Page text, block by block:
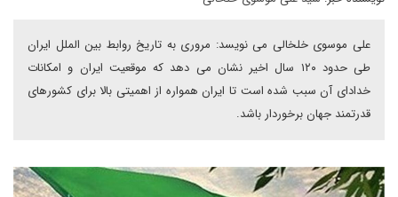
علی موسوی خلخالی می نویسد: مروری به تاریخ روابط بین الملل ایران
طی حدود ۱۲۰ سال اخیر نشان می دهد که موقعیت ایران و امکانات
خدادای آن سبب شده است تا ایران همواره از اهمیتی بالا برای کشورهای
قدرتمند جهان برخوردار باشد.